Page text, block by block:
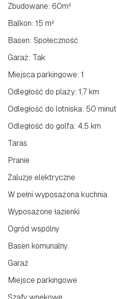
Zbudowane: 60m²
Balkon: 15 m²
Basen: Społeczność
Garaż: Tak
Miejsca parkingowe: 1
Odległość do plaży: 1,7 km
Odległość do lotniska: 50 minut
Odległość do golfa: 4,5 km
Taras
Pranie
Żaluzje elektryczne
W pełni wyposażona kuchnia
Wyposażone łazienki
Ogród wspólny
Basen komunalny
Garaż
Miejsce parkingowe